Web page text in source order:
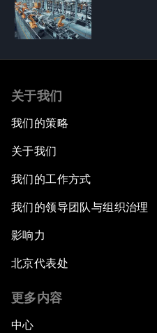
关于我们
我们的策略
关于我们
我们的工作方式
我们的领导团队与组织治理
影响力
北京代表处
更多内容
中心